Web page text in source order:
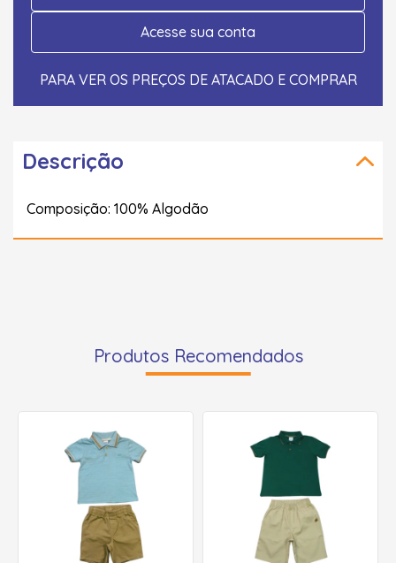
Acesse sua conta
PARA VER OS PREÇOS DE ATACADO E COMPRAR
Descrição
Composição: 100% Algodão
Produtos Recomendados